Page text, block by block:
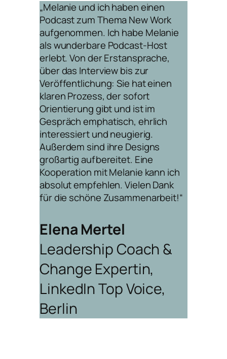
„Melanie und ich haben einen
Podcast zum Thema New Work
aufgenommen. Ich habe Melanie
als wunderbare Podcast-Host
erlebt. Von der Erstansprache,
über das Interview bis zur
Veröffentlichung: Sie hat einen
klaren Prozess, der sofort
Orientierung gibt und ist im
Gespräch emphatisch, ehrlich
interessiert und neugierig.
Außerdem sind ihre Designs
großartig aufbereitet. Eine
Kooperation mit Melanie kann ich
absolut empfehlen. Vielen Dank
für die schöne Zusammenarbeit!“
Elena Mertel
Leadership Coach &
Change Expertin,
LinkedIn Top Voice,
Berlin